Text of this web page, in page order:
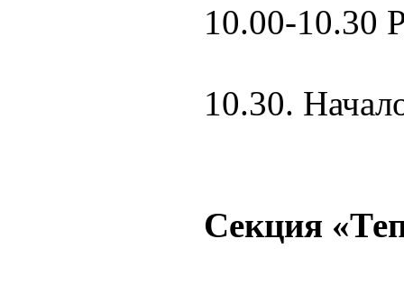
10.00-10.30
10.30.
Секция